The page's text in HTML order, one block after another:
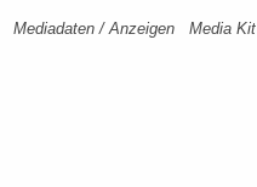
Mediadaten / Anzeigen Media Kit